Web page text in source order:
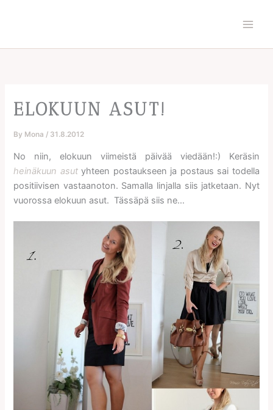
ELOKUUN ASUT!
By Mona / 31.8.2012
No niin, elokuun viimeistä päivää viedään!:) Keräsin
heinäkuun asutyhteen postaukseen ja postaus sai todella
positiivisen vastaanoton. Samalla linjalla siis jatketaan. Nyt
vuorossa elokuun asut. Tässäpä siis ne…